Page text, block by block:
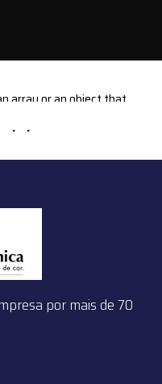
array or an object that
por mais de 70